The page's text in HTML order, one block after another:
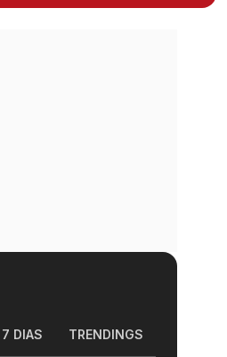
7 DIAS TRENDINGS